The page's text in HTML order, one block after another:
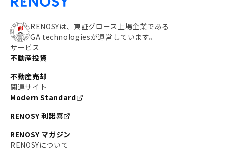
RENOSYは、東証グロース上場企業である
GA technologiesが運営しています。
サービス
不動産投資
不動産売却
関連サイト
Modern Standard
RENOSY 利諾喜
RENOSY マガジン
RENOSYについて